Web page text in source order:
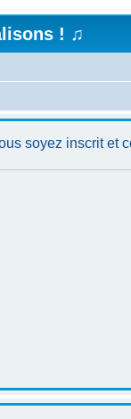
! ♫
soyez inscrit et